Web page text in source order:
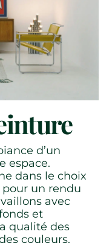
d’un
espace.
dans le choix
un rendu
avec
et
qualité des
couleurs.